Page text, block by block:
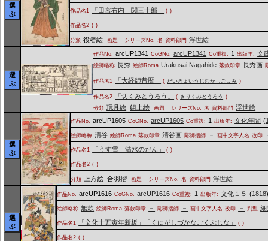
選
ぶ
作品名1 「田宮右内 関三十郎」 ( )
作品名2 ( )
分類 役者絵 画題 シリーズNo. 名 資料部門 浮世絵
選
ぶ
作品No. arcUP1341 CoGNo. arcUP1341 Co重複: 1 出版年: 文
絵師略称 長秀 絵師Roma Urakusai Nagahide 落款印章 長秀画
作品名1 「大経師昔暦」 ( だいきょいうじむかしごよみ )
作品名2 「切くみとうろう」 ( きりくみとうろう
)
分類 玩具絵 組上絵 画題 シリーズNo. 名 資料部門 浮世絵
選
ぶ
作品No. arcUP1605 CoGNo. arcUP1605 Co重複: 1 出版年: 文化年間 (
絵師略称 清谷 絵師Roma 落款印章 清谷画 彫師摺師 － 画中文字人名 改印
作品名1 「うす雪 清水のだん」 ( )
作品名2 ( )
分類 上方絵 合羽摺 画題 シリーズNo. 名 資料部門 浮世絵
選
ぶ
作品No. arcUP1616 CoGNo. arcUP1616 Co重複: 1 出版年: 文化１５ (1818
絵師略称 無款 絵師Roma 落款印章 － 彫師摺師 － 画中文字人名 改印 － 判型 細
作品名1 「文化十五寅年新板」「くにがしづかなごくぶじな」 ( )
作品名2 ( )